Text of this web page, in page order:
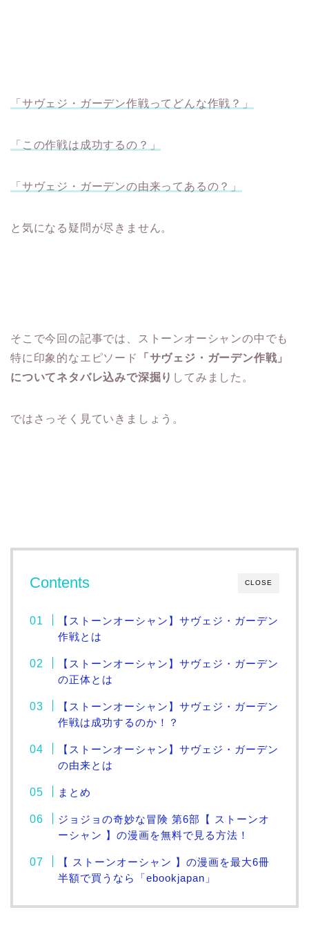
「サヴェジ・ガーデン作戦ってどんな作戦？」
「この作戦は成功するの？」
「サヴェジ・ガーデンの由来ってあるの？」
と気になる疑問が尽きません。
そこで今回の記事では、ストーンオーシャンの中でも
特に印象的なエピソード
「サヴェジ・ガーデン作戦」
についてネタバレ込みで深掘り してみました。
ではさっそく見ていきましょう。
CLOSE
Contents
【ストーンオーシャン】サヴェジ・ガーデン
作戦とは
【ストーンオーシャン】サヴェジ・ガーデン
の正体とは
【ストーンオーシャン】サヴェジ・ガーデン
作戦は成功するのか！？
【ストーンオーシャン】サヴェジ・ガーデン
の由来とは
まとめ
ジョジョの奇妙な冒険 第6部【 ストーンオ
ーシャン 】の漫画を無料で見る方法！
【 ストーンオーシャン 】の漫画を最大6冊
半額で買うなら「ebookjapan」